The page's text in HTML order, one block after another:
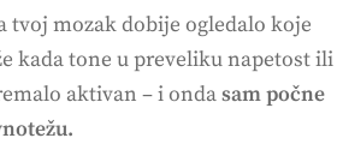
tvoj mozak dobije ogledalo koje
kada tone u preveliku napetost ili
aktivan – i ondasam počne